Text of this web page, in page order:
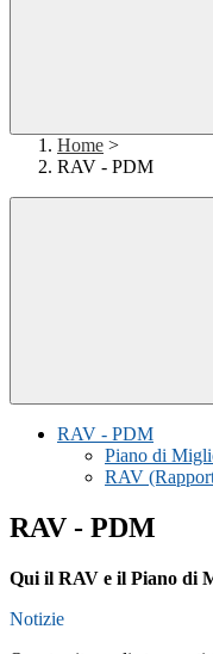
Home >
RAV - PDM
RAV - PDM
Piano di
RAV
RAV - PDM
Qui il RAV e il Piano di
Notizie